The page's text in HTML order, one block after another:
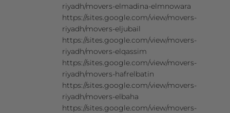
riyadh/movers-elmadina-elmnowara
https://sites.google.com/view/movers-
riyadh/movers-eljubail
https://sites.google.com/view/movers-
riyadh/movers-elqassim
https://sites.google.com/view/movers-
riyadh/movers-hafrelbatin
https://sites.google.com/view/movers-
riyadh/movers-elbaha
https://sites.google.com/view/movers-